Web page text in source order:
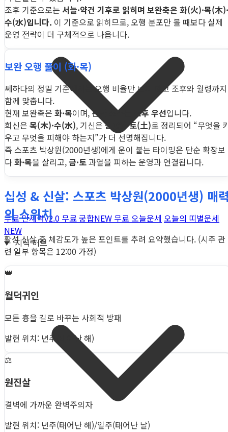
무료 만세력v2.0 무료 궁합NEW 무료 오늘운세 오늘의 띠별운세
NEW
지식 허브
조후 기준으로는 서늘·약건 기후로 읽히며 보완축은 화(火)·목(木)·
수(水)입니다. 이 기준으로 읽히므로, 오행 분포만 볼 때보다 실제
운영 전략이 더 구체적으로 나옵니다.
보완 오행 풀이 (화·목)
쎄하다의 정밀 기준에서는 오행 비율만 보지 않고 조후와 월령까지
함께 맞춥니다.
현재 보완축은 화·목이며, 판단 소스는 조후 우선입니다.
희신은 목(木)·수(水), 기신은금(金)·토(土)로 정리되어 “무엇을
우고 무엇을 피해야 하는지”가 더 선명해집니다.
즉 스포츠 박상원(2000년생)에게 운이 붙는 타이밍은 단순 확장보
다화·목을 살리고,금·토과열을 피하는 운영과 연결됩니다.
십성 & 신살: 스포츠 박상원(2000년생) 매
의 스위치
활성 신살 중 체감도가 높은 포인트를 추려 요약했습니다. (시주 관
련 일부 항목은 12:00 가정)
👑
월덕귀인
모든 흉을 길로 바꾸는 사회적 방패
발현 위치: 년주(태어난 해)
⚖️
원진살
결벽에 가까운 완벽주의자
발현 위치: 년주(태어난 해)/일주(태어난 날)